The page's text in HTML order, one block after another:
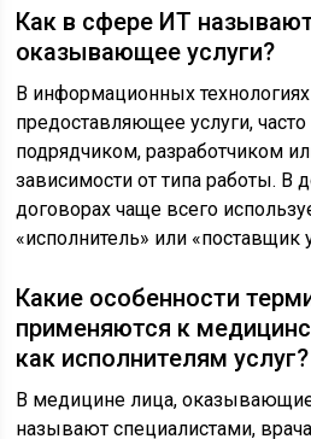
Как в сфере ИТ
оказывающее услуги?
В информационных
предоставляющее услуги,
подрядчиком, разработчиком
зависимости от типа работы. В
договорах чаще всего
«исполнитель» или «поставщик
Какие особенности
применяются к
как исполнителям услуг?
В медицине лица, оказывающие
называют специалистами,